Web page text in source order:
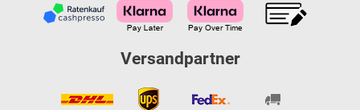
Versandpartner